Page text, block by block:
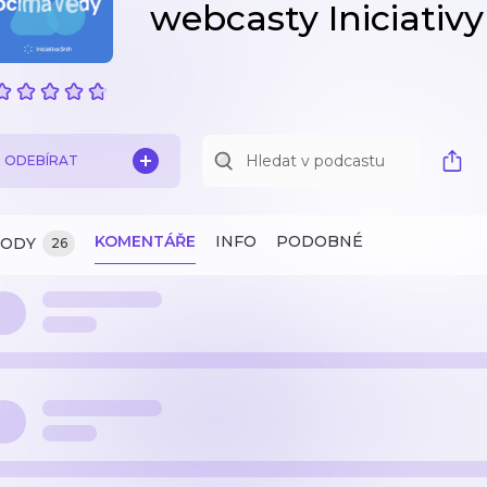
webcasty
ODEBÍRAT
26 KOMENTÁŘE INFO PODOBNÉ